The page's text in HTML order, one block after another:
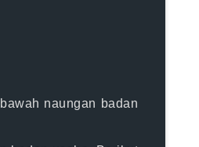
naungan badan